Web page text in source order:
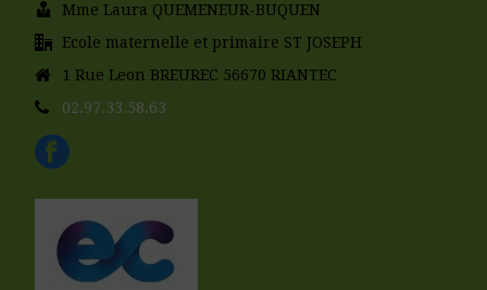
Mme Laura QUEMENEUR-BUQUEN
Ecole maternelle et primaire ST JOSEPH
1 Rue Leon BREUREC 56670 RIANTEC
02.97.33.58.63